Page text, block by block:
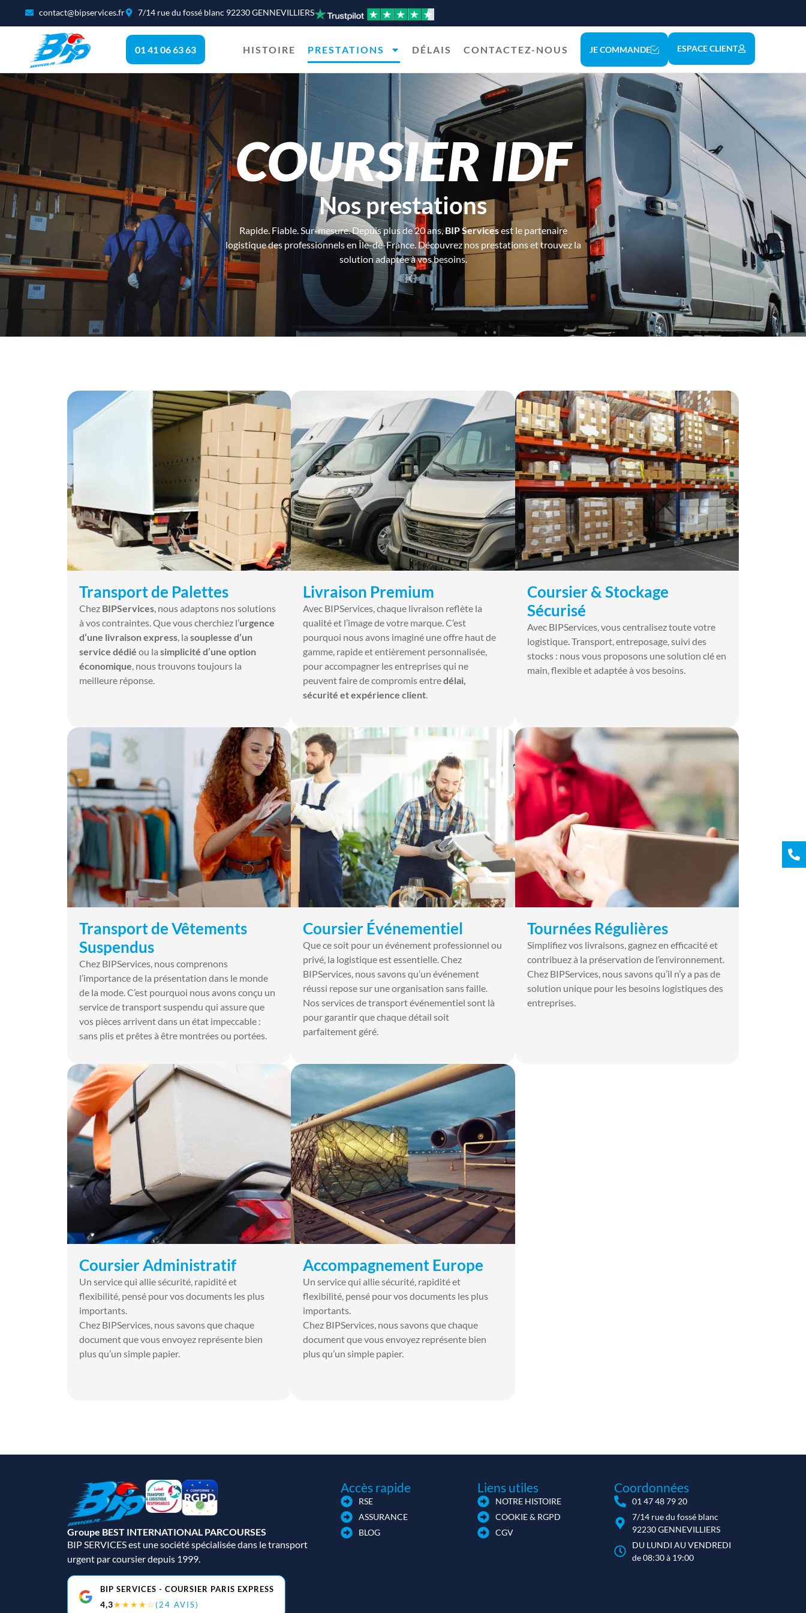
contact@bipservices.fr 7/14 rue du fossé blanc 92230 GENNEVILLIERS
01 41 06 63 63 HISTOIRE PRESTATIONS DÉLAIS CONTACTEZ-NOUS JE COMMANDE ESPACE CLIENT
COURSIER IDF
Nos prestations
Rapide. Fiable. Sur-mesure. Depuis plus de 20 ans,BIP Servicesest le partenaire
logistique des professionnels en Île-de-France. Découvrez nos prestations et trouvez la
solution adaptée à vos besoins.
Transport de Palettes
Chez BIPServices, nous adaptons nos solutions
à vos contraintes. Que vous cherchiez l’urgence
d’une livraison express, la souplesse d’un
service dédié ou la simplicité d’une option
économique, nous trouvons toujours la
meilleure réponse.
Livraison Premium
Avec BIPServices, chaque livraison reflète la
qualité et l’image de votre marque. C’est
pourquoi nous avons imaginé une offre haut de
gamme, rapide et entièrement personnalisée,
pour accompagner les entreprises qui ne
peuvent faire de compromis entredélai,
sécurité et expérience client.
Coursier & Stockage
Sécurisé
Avec BIPServices, vous centralisez toute votre
logistique. Transport, entreposage, suivi des
stocks : nous vous proposons une solution clé en
main, flexible et adaptée à vos besoins.
Transport de Vêtements
Suspendus
Chez BIPServices, nous comprenons
l’importance de la présentation dans le monde
de la mode. C’est pourquoi nous avons conçu un
service de transport suspendu qui assure que
vos pièces arrivent dans un état impeccable :
sans plis et prêtes à être montrées ou portées.
Coursier Événementiel
Que ce soit pour un événement professionnel ou
privé, la logistique est essentielle. Chez
BIPServices, nous savons qu’un événement
réussi repose sur une organisation sans faille.
Nos services de transport événementiel sont là
pour garantir que chaque détail soit
parfaitement géré.
Tournées Régulières
Simplifiez vos livraisons, gagnez en efficacité et
contribuez à la préservation de l’environnement.
Chez BIPServices, nous savons qu’il n’y a pas de
solution unique pour les besoins logistiques des
entreprises.
Coursier Administratif
Un service qui allie sécurité, rapidité et
flexibilité, pensé pour vos documents les plus
importants.
Chez BIPServices, nous savons que chaque
document que vous envoyez représente bien
plus qu’un simple papier.
Accompagnement Europe
Un service qui allie sécurité, rapidité et
flexibilité, pensé pour vos documents les plus
importants.
Chez BIPServices, nous savons que chaque
document que vous envoyez représente bien
plus qu’un simple papier.
Groupe BEST INTERNATIONAL PARCOURSES
BIP SERVICES est une société spécialisée dans le transport
urgent par coursierdepuis 1999.
BIP SERVICES - COURSIER PARIS EXPRESS
4,3★★★★☆(24 AVIS)
Accès rapide
RSE
ASSURANCE
BLOG
Liens utiles
NOTRE HISTOIRE
COOKIE & RGPD
CGV
Coordonnées
01 47 48 79 20
7/14 rue du fossé blanc
92230 GENNEVILLIERS
DU LUNDI AU VENDREDI
de 08:30 à 19:00